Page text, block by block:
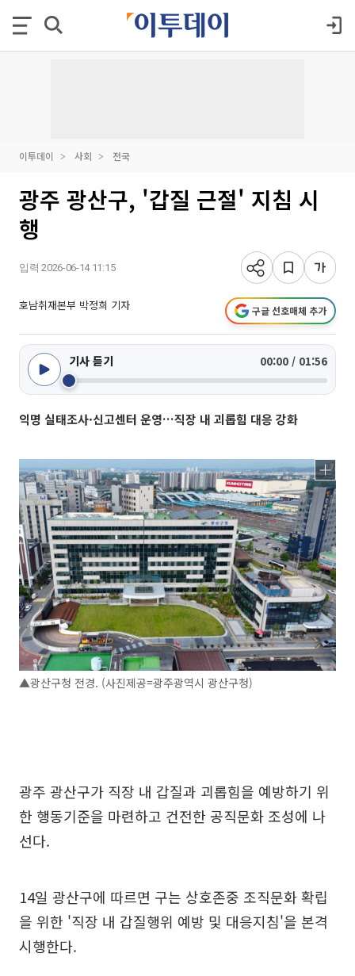
이투데이 사회 전국
광주 광산구, '갑질 근절' 지침 시
행
입력 2026-06-14 11:15
호남취재본부 박정희 기자 구글 선호매체 추가
기사 듣기 00:00 / 01:56
익명 실태조사·신고센터 운영…직장 내 괴롭힘 대응 강화
▲광산구청 전경. (사진제공=광주광역시 광산구청)
광주 광산구가 직장 내 갑질과 괴롭힘을 예방하기 위
한 행동기준을 마련하고 건전한 공직문화 조성에 나
선다.
14일 광산구에 따르면 구는 상호존중 조직문화 확립
을 위한 '직장 내 갑질행위 예방 및 대응지침'을 본격
시행한다.